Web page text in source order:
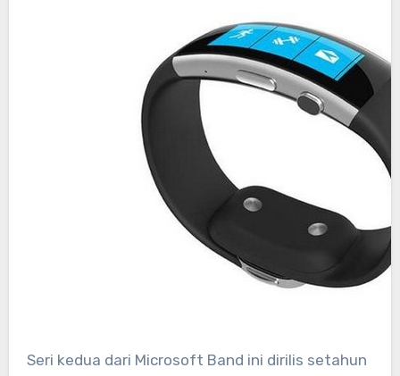
Seri kedua dari Microsoft Band ini dirilis setahun